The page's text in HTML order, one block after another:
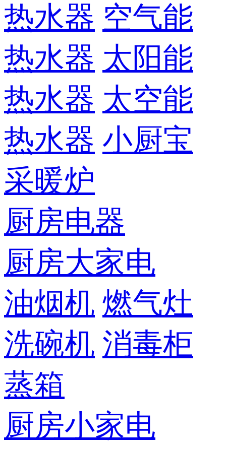
热水器 空气能
热水器 太阳能
热水器 太空能
热水器 小厨宝
采暖炉
厨房电器
厨房大家电
油烟机 燃气灶
洗碗机 消毒柜
蒸箱
厨房小家电